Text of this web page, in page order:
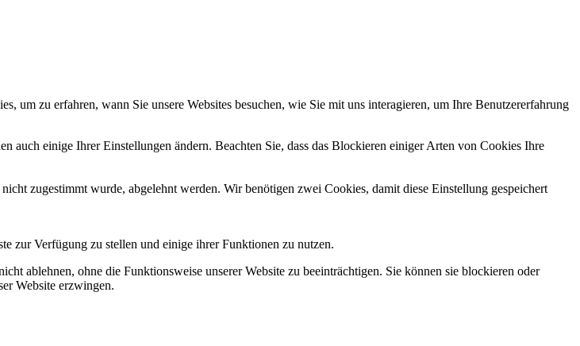
um zu erfahren, wann Sie unsere Websites besuchen, wie Sie mit uns interagieren, um Ihre Benutzererfahrung
auch einige Ihrer Einstellungen ändern. Beachten Sie, dass das Blockieren einiger Arten von Cookies Ihre
zugestimmt wurde, abgelehnt werden. Wir benötigen zwei Cookies, damit diese Einstellung gespeichert
zur Verfügung zu stellen und einige ihrer Funktionen zu nutzen.
ablehnen, ohne die Funktionsweise unserer Website zu beeinträchtigen. Sie können sie blockieren oder
Website erzwingen.